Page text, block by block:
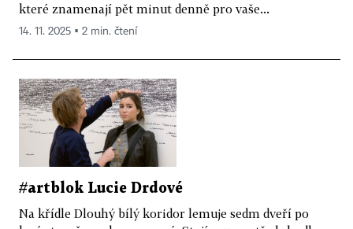
které znamenají pět minut denně pro vaše...
14. 11. 2025 ▪ 2 min. čtení
#artblok Lucie Drdové
Na křídle Dlouhý bílý koridor lemuje sedm dveří po